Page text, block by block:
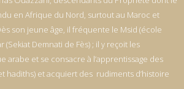
en Afrique du Nord, surtout au Maroc et
son jeune âge, il fréquente le Msid (école
(Sekiat Demnati de Fès) ; il y reçoit les
arabe et se consacre à l’apprentissage des
hadiths) et acquiert des rudiments d’histoire